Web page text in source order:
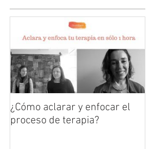
¿Cómo aclarar y enfocar el
proceso de terapia?